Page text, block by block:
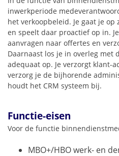
inwerkperiode
het verkoopbeleid. Je gaat je
en speelt daar proactief op in.
aanvragen naar offertes en
Daarnaast los je in overleg met
adequaat op. Je verzorgt klant-
verzorg je de bijhorende
houdt het CRM systeem bij.
Functie-eisen
Voor de functie
MBO+/HBO werk- en